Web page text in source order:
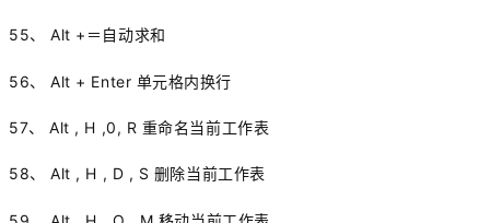
55、 Alt +＝自动求和
56、 Alt + Enter 单元格内换行
57、 Alt , H ,0, R 重命名当前工作表
58、 Alt , H , D , S 删除当前工作表